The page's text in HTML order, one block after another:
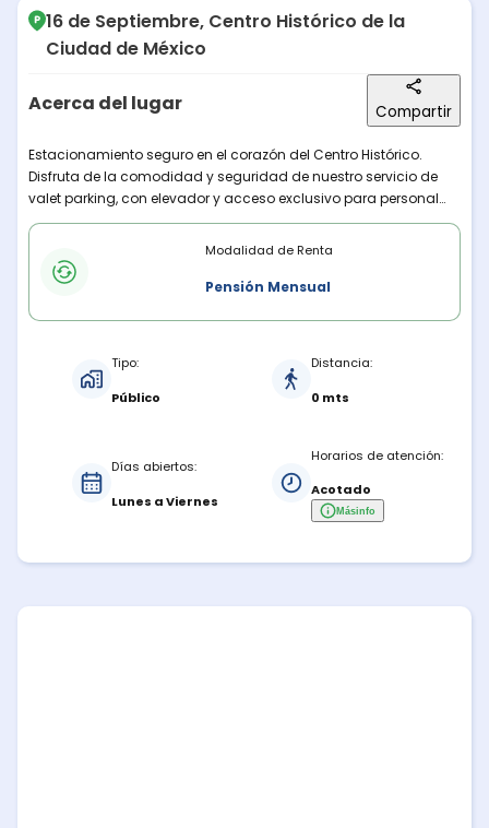
16 de Septiembre, Centro Histórico de la
Ciudad de México
Acerca del lugar Compartir
Descripción del lugar
Estacionamiento seguro en el corazón del Centro Histórico.
Disfruta de la comodidad y seguridad de nuestro servicio de
valet parking, con elevador y acceso exclusivo para personal
autorizado. Espacio techado ideal para proteger tu vehículo.
Tarifa para vehículos de hasta tamaño SUV.
Modalidades de rentaModalidad de Renta
Pensión Mensual
Tipo:
Público
Distancia:
0 mts
Días abiertos:
Lunes a Viernes
Horarios de atención:
Acotado
Másinfo